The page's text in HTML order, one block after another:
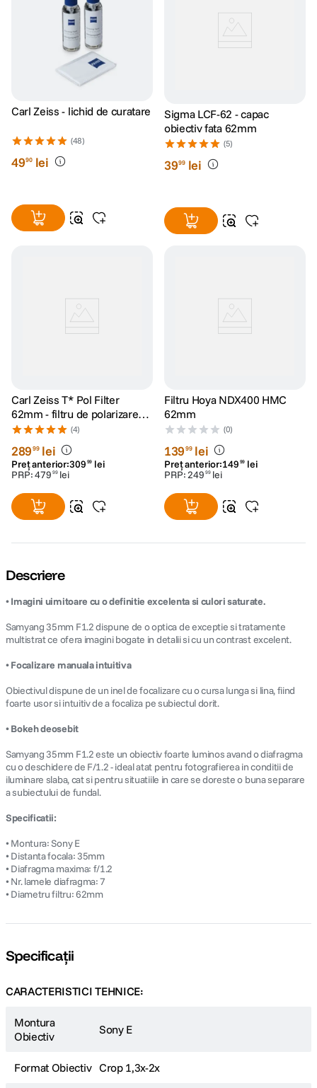
Carl Zeiss - lichid de curatare
(48)
4990 lei
Sigma LCF-62 - capac
obiectiv fata 62mm
(5)
3999 lei
Carl Zeiss T* Pol Filter
62mm - filtru de polarizare
circulara
(4)
28999 lei
Preț anterior:309 99 lei
PRP:479 99 lei
Filtru Hoya NDX400 HMC
62mm
(0)
13999 lei
Preț anterior:149 99 lei
PRP:249 99 lei
Descriere
• Imagini uimitoare cu o definitie excelenta si culori saturate.
Samyang 35mm F1.2 dispune de o optica de exceptie si tratamente
multistrat ce ofera imagini bogate in detalii si cu un contrast excelent.
• Focalizare manuala intuitiva
Obiectivul dispune de un inel de focalizare cu o cursa lunga si lina, fiind
foarte usor si intuitiv de a focaliza pe subiectul dorit.
• Bokeh deosebit
Samyang 35mm F1.2 este un obiectiv foarte luminos avand o diafragma
cu o deschidere de F/1.2 - ideal atat pentru fotografierea in conditii de
iluminare slaba, cat si pentru situatiile in care se doreste o buna separare
a subiectului de fundal.
Specificatii:
• Montura: Sony E
• Distanta focala: 35mm
• Diafragma maxima: f/1.2
• Nr. lamele diafragma: 7
• Diametru filtru: 62mm
Specificații
CARACTERISTICI TEHNICE:
Montura
Obiectiv
Sony E
Format Obiectiv Crop 1,3x-2x